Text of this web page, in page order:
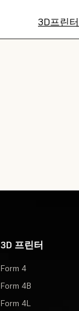
3D프린터
3D 프린터
Form 4
Form 4B
Form 4L